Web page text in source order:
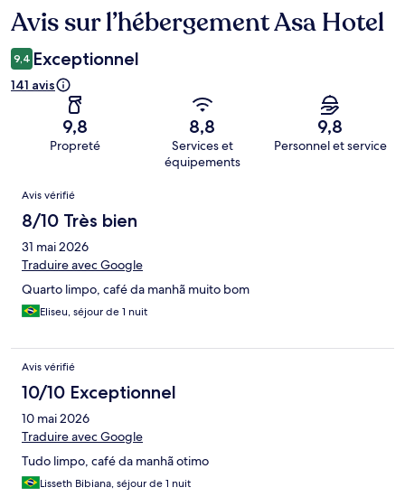
Avis
Avis sur l’hébergement Asa Hotel
9,4 Exceptionnel
141 avis
9,8
Propreté
8,8
Services et
équipements
9,8
Personnel et service
Avis
Avis vérifié
8/10 Très bien
31 mai 2026
Traduire avec Google
Quarto limpo, café da manhã muito bom
Eliseu, séjour de 1 nuit
Avis vérifié
10/10 Exceptionnel
10 mai 2026
Traduire avec Google
Tudo limpo, café da manhã otimo
Lisseth Bibiana, séjour de 1 nuit